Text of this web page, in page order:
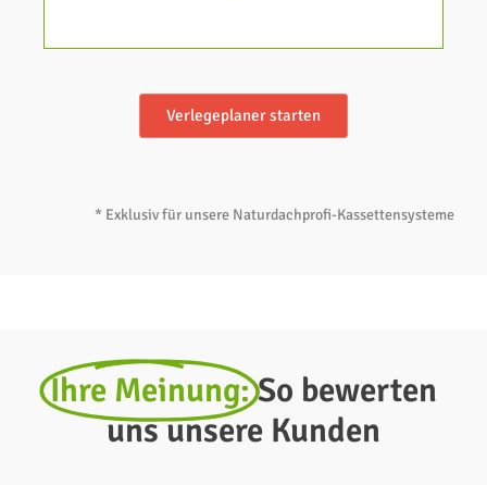
Verlegeplaner starten
* Exklusiv für unsere Naturdachprofi-Kassettensysteme
Ihre Meinung:So bewerten
uns unsere Kunden